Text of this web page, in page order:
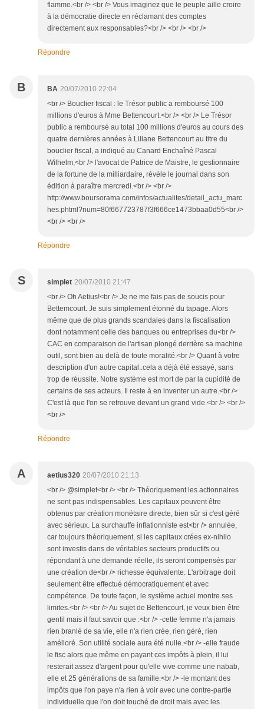
flamme.<br /> <br /> Vous imaginez que le peuple aille croire
à la démocratie directe en réclamant des comptes
directement aux responsables?<br /> <br /> <br />
Répondre
B BA 20/07/2010 22:04
<br /> Bouclier fiscal : le Trésor public a remboursé 100
millions d'euros à Mme Bettencourt.<br /> <br /> Le Trésor
public a remboursé au total 100 millions d'euros au cours des
quatre dernières années à Liliane Bettencourt au titre du
bouclier fiscal, a indiqué au Canard Enchaîné Pascal
Wilhelm,<br /> l'avocat de Patrice de Maistre, le gestionnaire
de la fortune de la milliardaire, révèle le journal dans son
édition à paraître mercredi.<br /> <br />
http://www.boursorama.com/infos/actualites/detail_actu_marc
hes.phtml?num=80f667723787f3f666ce1473bbaa0d55<br />
<br /> <br />
Répondre
S simplet 20/07/2010 21:47
<br /> Oh Aetius!<br /> Je ne me fais pas de soucis pour
Bettemcourt. Je suis simplement étonné du tapage. Alors
même que de plus grands scandales dans la fiscalisation
dont notamment celle des banques ou entreprises du<br />
CAC en comparaison de l'artisan plongé derrière sa machine
outil, sont bien au delà de toute moralité.<br /> Quant à votre
description d'un autre capital..cela a déjà été essayé, sans
trop de réussite. Notre système est mort de par la cupidité de
certains de ses acteurs. Il reste à en inventer un autre.<br />
C'est là que l'on se retrouve devant un grand vide.<br /> <br />
<br />
Répondre
A aetius320 20/07/2010 21:13
<br /> @simplet<br /> <br /> Théoriquement les actionnaires
ne sont pas indispensables. Les capitaux peuvent être
obtenus par création monétaire directe, bien sûr si c'est géré
avec sérieux. La surchauffe inflationniste est<br /> annulée,
car toujours théoriquement, si les capitaux crées ex-nihilo
sont investis dans de véritables secteurs productifs ou
répondant à une demande réelle, ils seront compensés par
une création de<br /> richesse équivalente. L'arbitrage doit
seulement être effectué démocratiquement et avec
compétence. De toute façon, le système actuel montre ses
limites.<br /> <br /> Au sujet de Bettencourt, je veux bien être
gentil mais il faut savoir que :<br /> -cette femme n'a jamais
rien branlé de sa vie, elle n'a rien crée, rien géré, rien
amélioré. Son utilité sociale aura été nulle.<br /> -elle fraude
le fisc alors que même en payant ces impôts à plein, il lui
resterait assez d'argent pour qu'elle vive comme une nabab,
elle et 25 générations de sa famille.<br /> -le montant des
impôts que l'on paye n'a rien à voir avec une contre-partie
individuelle que l'on doit touché de droit mais avec les